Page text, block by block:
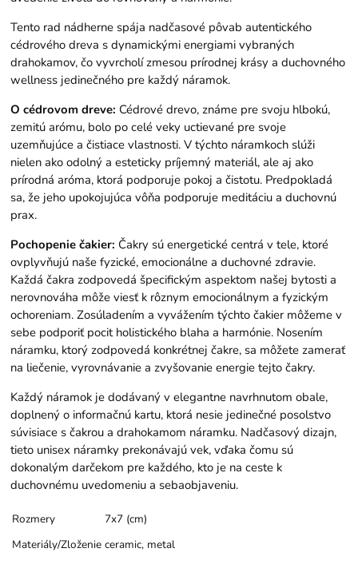
Tento rad nádherne spája nadčasové pôvab autentického
cédrového dreva s dynamickými energiami vybraných
drahokamov, čo vyvrcholí zmesou prírodnej krásy a duchovného
wellness jedinečného pre každý náramok.
O cédrovom dreve: Cédrové drevo, známe pre svoju hlbokú,
zemitú arómu, bolo po celé veky uctievané pre svoje
uzemňujúce a čistiace vlastnosti. V týchto náramkoch slúži
nielen ako odolný a esteticky príjemný materiál, ale aj ako
prírodná aróma, ktorá podporuje pokoj a čistotu. Predpokladá
sa, že jeho upokojujúca vôňa podporuje meditáciu a duchovnú
prax.
Pochopenie čakier: Čakry sú energetické centrá v tele, ktoré
ovplyvňujú naše fyzické, emocionálne a duchovné zdravie.
Každá čakra zodpovedá špecifickým aspektom našej bytosti a
nerovnováha môže viesť k rôznym emocionálnym a fyzickým
ochoreniam. Zosúladením a vyvážením týchto čakier môžeme v
sebe podporiť pocit holistického blaha a harmónie. Nosením
náramku, ktorý zodpovedá konkrétnej čakre, sa môžete zamerať
na liečenie, vyrovnávanie a zvyšovanie energie tejto čakry.
Každý náramok je dodávaný v elegantne navrhnutom obale,
doplnený o informačnú kartu, ktorá nesie jedinečné posolstvo
súvisiace s čakrou a drahokamom náramku. Nadčasový dizajn,
tieto unisex náramky prekonávajú vek, vďaka čomu sú
dokonalým darčekom pre každého, kto je na ceste k
duchovnému uvedomeniu a sebaobjaveniu.
Rozmery
7x7 (cm)
Materiály/Zloženie ceramic, metal